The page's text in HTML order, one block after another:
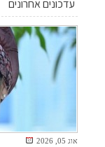
עדכונים אחרונים
אוג 05, 2026